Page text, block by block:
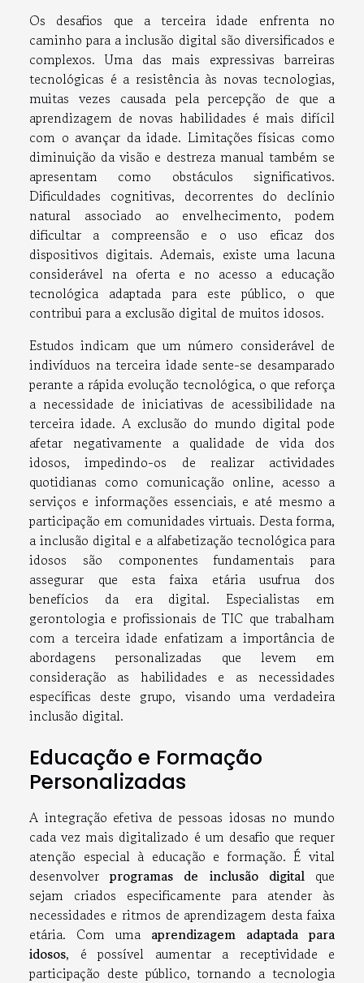
Os desafios que a terceira idade enfrenta no
caminho para a inclusão digital são diversificados e
complexos. Uma das mais expressivas barreiras
tecnológicas é a resistência às novas tecnologias,
muitas vezes causada pela percepção de que a
aprendizagem de novas habilidades é mais difícil
com o avançar da idade. Limitações físicas como
diminuição da visão e destreza manual também se
apresentam como obstáculos significativos.
Dificuldades cognitivas, decorrentes do declínio
natural associado ao envelhecimento, podem
dificultar a compreensão e o uso eficaz dos
dispositivos digitais. Ademais, existe uma lacuna
considerável na oferta e no acesso a educação
tecnológica adaptada para este público, o que
contribui para a exclusão digital de muitos idosos.
Estudos indicam que um número considerável de
indivíduos na terceira idade sente-se desamparado
perante a rápida evolução tecnológica, o que reforça
a necessidade de iniciativas de acessibilidade na
terceira idade. A exclusão do mundo digital pode
afetar negativamente a qualidade de vida dos
idosos, impedindo-os de realizar actividades
quotidianas como comunicação online, acesso a
serviços e informações essenciais, e até mesmo a
participação em comunidades virtuais. Desta forma,
a inclusão digital e a alfabetização tecnológica para
idosos são componentes fundamentais para
assegurar que esta faixa etária usufrua dos
benefícios da era digital. Especialistas em
gerontologia e profissionais de TIC que trabalham
com a terceira idade enfatizam a importância de
abordagens personalizadas que levem em
consideração as habilidades e as necessidades
específicas deste grupo, visando uma verdadeira
inclusão digital.
Educação e Formação
Personalizadas
A integração efetiva de pessoas idosas no mundo
cada vez mais digitalizado é um desafio que requer
atenção especial à educação e formação. É vital
desenvolverprogramas de inclusão digitalque
sejam criados especificamente para atender às
necessidades e ritmos de aprendizagem desta faixa
etária. Com uma aprendizagem adaptada para
idosos, é possível aumentar a receptividade e
participação deste público, tornando a tecnologia